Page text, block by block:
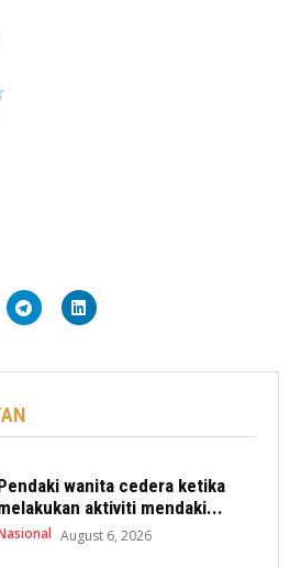
wanita cedera ketika
aktiviti mendaki...
August 6, 2026